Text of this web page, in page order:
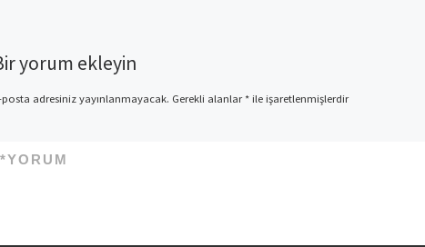
yorum ekleyin
posta adresiniz yayınlanmayacak. Gerekli alanlar*ile işaretlenmişlerdir
YORUM
*